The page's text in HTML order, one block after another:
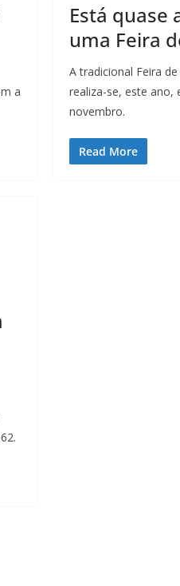
a
Está quase
uma Feira
A tradicional Feira
realiza-se, este ano,
novembro.
Read More